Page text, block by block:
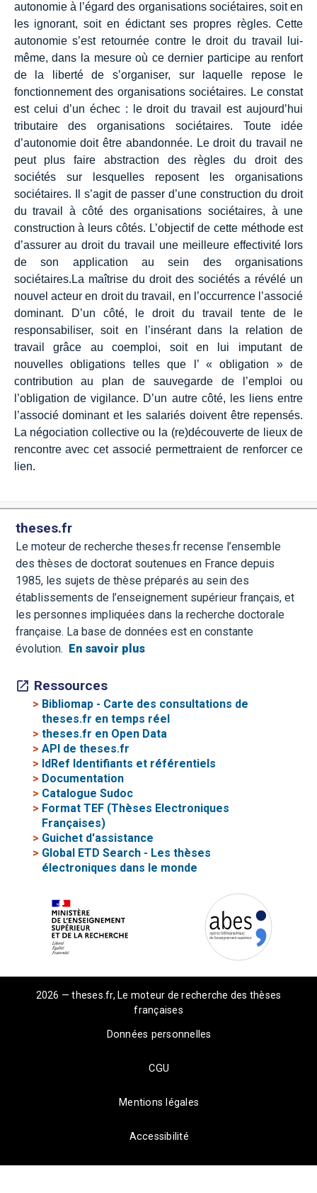
autonomie à l’égard des organisations sociétaires, soit en
les ignorant, soit en édictant ses propres règles. Cette
autonomie s’est retournée contre le droit du travail lui-
même, dans la mesure où ce dernier participe au renfort
de la liberté de s’organiser, sur laquelle repose le
fonctionnement des organisations sociétaires. Le constat
est celui d’un échec : le droit du travail est aujourd’hui
tributaire des organisations sociétaires. Toute idée
d’autonomie doit être abandonnée. Le droit du travail ne
peut plus faire abstraction des règles du droit des
sociétés sur lesquelles reposent les organisations
sociétaires. Il s’agit de passer d’une construction du droit
du travail à côté des organisations sociétaires, à une
construction à leurs côtés. L’objectif de cette méthode est
d’assurer au droit du travail une meilleure effectivité lors
de son application au sein des organisations
sociétaires.La maîtrise du droit des sociétés a révélé un
nouvel acteur en droit du travail, en l’occurrence l’associé
dominant. D’un côté, le droit du travail tente de le
responsabiliser, soit en l’insérant dans la relation de
travail grâce au coemploi, soit en lui imputant de
nouvelles obligations telles que l’ « obligation » de
contribution au plan de sauvegarde de l’emploi ou
l’obligation de vigilance. D’un autre côté, les liens entre
l’associé dominant et les salariés doivent être repensés.
La négociation collective ou la (re)découverte de lieux de
rencontre avec cet associé permettraient de renforcer ce
lien.
theses.fr
Le moteur de recherche theses.fr recense l’ensemble
des thèses de doctorat soutenues en France depuis
1985, les sujets de thèse préparés au sein des
établissements de l’enseignement supérieur français, et
les personnes impliquées dans la recherche doctorale
française. La base de données est en constante
évolution.
En savoir plus
Ressources
> Bibliomap - Carte des consultations de
theses.fr en temps réel
>theses.fr en Open Data
>API de theses.fr
> IdRef Identifiants et référentiels
> Documentation
> Catalogue Sudoc
> Format TEF (Thèses Electroniques
Françaises)
> Guichet d'assistance
> Global ETD Search - Les thèses
électroniques dans le monde
2026 — theses.fr, Le moteur de recherche des thèses
françaises
Données personnelles
CGU
Mentions légales
Accessibilité